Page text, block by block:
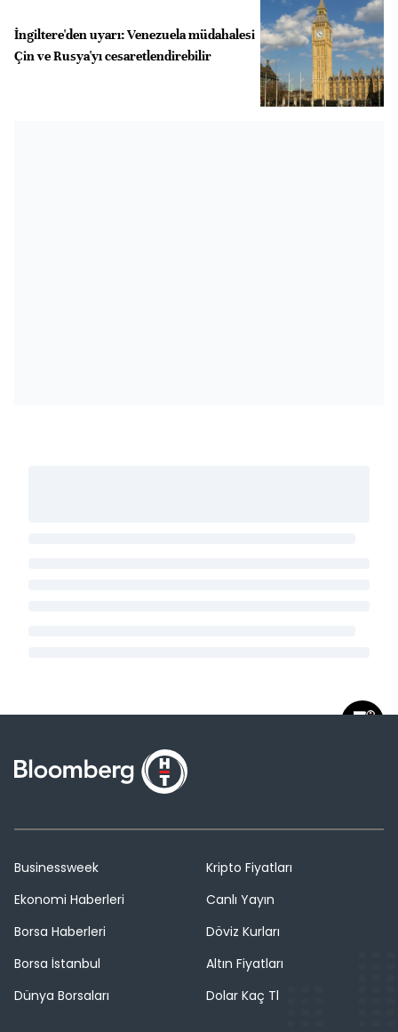
İngiltere'den uyarı: Venezuela müdahalesi
Çin ve Rusya'yı cesaretlendirebilir
Businessweek
Ekonomi Haberleri
Borsa Haberleri
Borsa İstanbul
Dünya Borsaları
Kripto Fiyatları
Canlı Yayın
Döviz Kurları
Altın Fiyatları
Dolar Kaç Tl